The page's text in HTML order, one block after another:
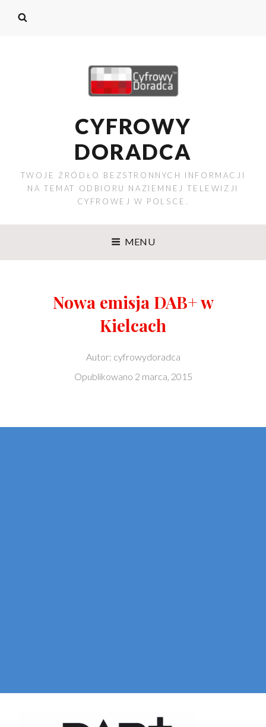
CYFROWY
DORADCA
TWOJE ŹRÓDŁO BEZSTRONNYCH INFORMACJI
NA TEMAT ODBIORU NAZIEMNEJ TELEWIZJI
CYFROWEJ W POLSCE.
MENU
Nowa emisja DAB+ w
Kielcach
Autor: cyfrowydoradca
Opublikowano 2 marca, 2015